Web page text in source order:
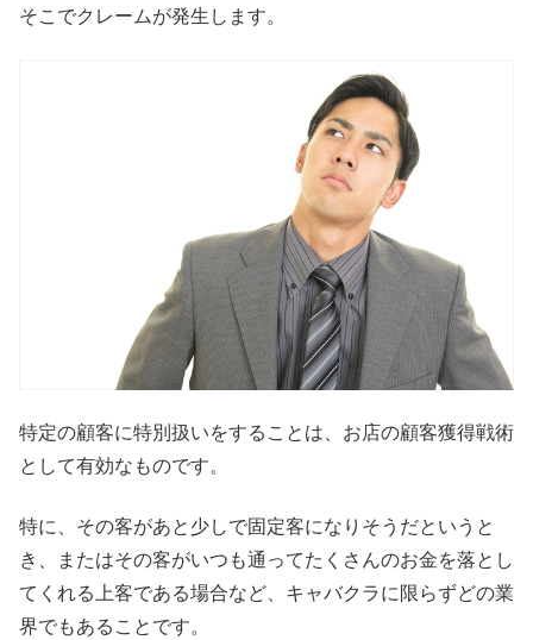
そこでクレームが発生します。
特定の顧客に特別扱いをすることは、お店の顧客獲得戦術
として有効なものです。
特に、その客があと少しで固定客になりそうだというと
き、またはその客がいつも通ってたくさんのお金を落とし
てくれる上客である場合など、キャバクラに限らずどの業
界でもあることです。